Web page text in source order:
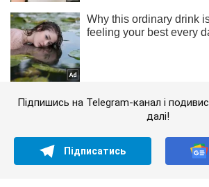
Підпишись на Telegram-канал і
далі!
Підписатись